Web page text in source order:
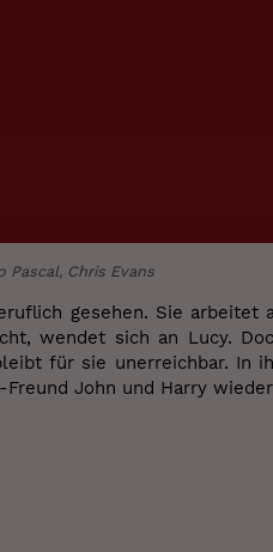
Pascal, Chris Evans
gesehen. Sie
wendet sich an Lucy.
für sie unerreichbar.
John und Harry